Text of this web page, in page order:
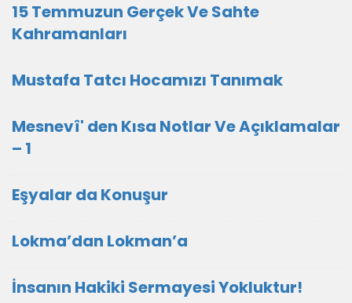
15 Temmuzun Gerçek Ve Sahte
Kahramanları
Mustafa Tatcı Hocamızı Tanımak
Mesnevî' den Kısa Notlar Ve Açıklamalar
– 1
Eşyalar da Konuşur
Lokma’dan Lokman’a
İnsanın Hakiki Sermayesi Yokluktur!